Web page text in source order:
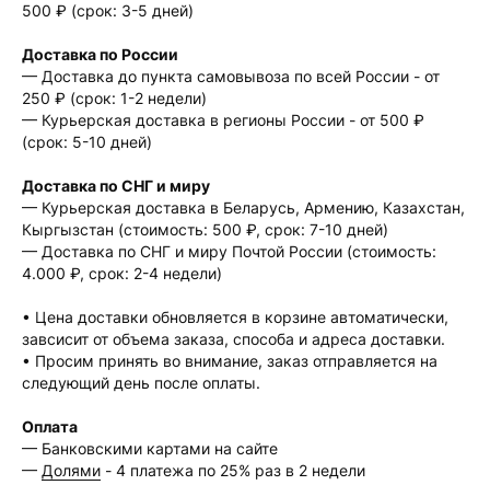
500 ₽ (срок: 3-5 дней)
Доставка по России
— Доставка до пункта самовывоза по всей России - от
250 ₽ (срок: 1-2 недели)
— Курьерская доставка в регионы России - от 500 ₽
(срок: 5-10 дней)
Доставка по СНГ и миру
— Курьерская доставка в Беларусь, Армению, Казахстан,
Кыргызстан (стоимость: 500 ₽, срок: 7-10 дней)
— Доставка по СНГ и миру Почтой России (стоимость:
4.000 ₽, срок: 2-4 недели)
• Цена доставки обновляется в корзине автоматически,
завсисит от объема заказа, способа и адреса доставки.
• Просим принять во внимание, заказ отправляется на
следующий день после оплаты.
Оплата
— Банковскими картами на сайте
— Долями - 4 платежа по 25% раз в 2 недели